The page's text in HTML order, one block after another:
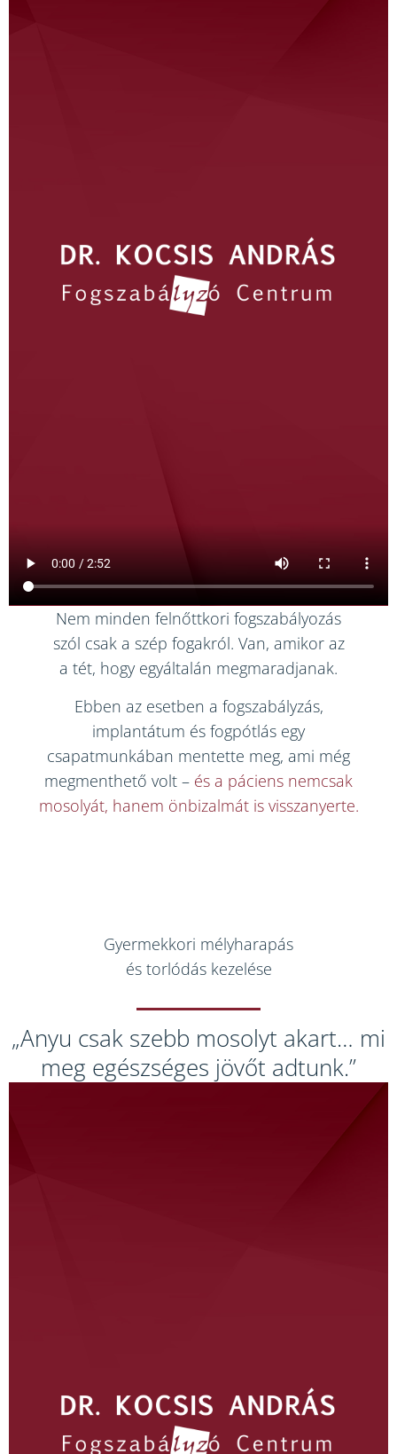
Nem minden felnőttkori fogszabályozás
szól csak a szép fogakról. Van, amikor az
a tét, hogy egyáltalán megmaradjanak.
Ebben az esetben a fogszabályzás,
implantátum és fogpótlás egy
csapatmunkában mentette meg, ami még
megmenthető volt – és a páciens nemcsak
mosolyát, hanem önbizalmát is visszanyerte.
Gyermekkori mélyharapás
és torlódás kezelése
„Anyu csak szebb mosolyt akart… mi
meg egészséges jövőt adtunk.”